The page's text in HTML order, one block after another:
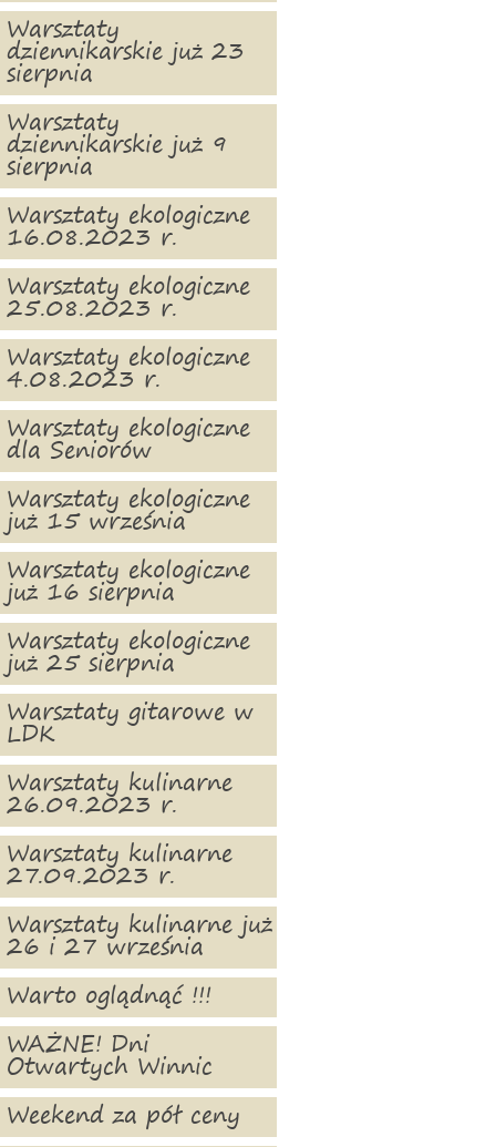
Warsztaty
dziennikarskie już 23
sierpnia
Warsztaty
dziennikarskie już 9
sierpnia
Warsztaty ekologiczne
16.08.2023 r.
Warsztaty ekologiczne
25.08.2023 r.
Warsztaty ekologiczne
4.08.2023 r.
Warsztaty ekologiczne
dla Seniorów
Warsztaty ekologiczne
już 15 września
Warsztaty ekologiczne
już 16 sierpnia
Warsztaty ekologiczne
już 25 sierpnia
Warsztaty gitarowe w
LDK
Warsztaty kulinarne
26.09.2023 r.
Warsztaty kulinarne
27.09.2023 r.
Warsztaty kulinarne już
26 i 27 września
Warto oglądnąć !!!
WAŻNE! Dni
Otwartych Winnic
Weekend za pół ceny